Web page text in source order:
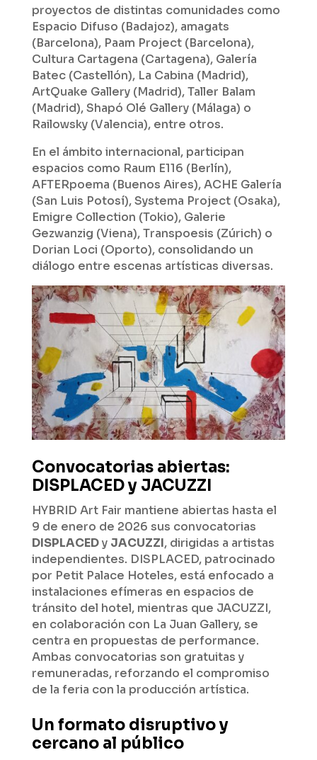
proyectos de distintas comunidades como
Espacio Difuso (Badajoz), amagats
(Barcelona), Paam Project (Barcelona),
Cultura Cartagena (Cartagena), Galería
Batec (Castellón), La Cabina (Madrid),
ArtQuake Gallery (Madrid), Taller Balam
(Madrid), Shapó Olé Gallery (Málaga) o
Railowsky (Valencia), entre otros.
En el ámbito internacional, participan
espacios como Raum E116 (Berlín),
AFTERpoema (Buenos Aires), ACHE Galería
(San Luis Potosí), Systema Project (Osaka),
Emigre Collection (Tokio), Galerie
Gezwanzig (Viena), Transpoesis (Zúrich) o
Dorian Loci (Oporto), consolidando un
diálogo entre escenas artísticas diversas.
Convocatorias abiertas:
DISPLACED y JACUZZI
HYBRID Art Fair mantiene abiertas hasta el
9 de enero de 2026 sus convocatorias
DISPLACEDy JACUZZI, dirigidas a artistas
independientes. DISPLACED, patrocinado
por Petit Palace Hoteles, está enfocado a
instalaciones efímeras en espacios de
tránsito del hotel, mientras que JACUZZI,
en colaboración con La Juan Gallery, se
centra en propuestas de performance.
Ambas convocatorias son gratuitas y
remuneradas, reforzando el compromiso
de la feria con la producción artística.
Un formato disruptivo y
cercano al público